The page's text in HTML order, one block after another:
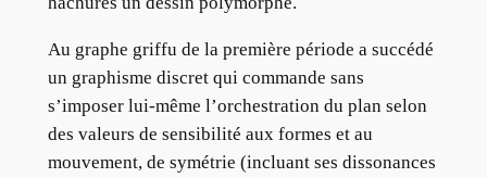
Au graphe griffu de la première période a succédé
un graphisme discret qui commande sans
s’imposer lui-même l’orchestration du plan selon
des valeurs de sensibilité aux formes et au
mouvement, de symétrie (incluant ses dissonances